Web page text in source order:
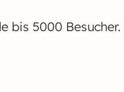
bis 5000